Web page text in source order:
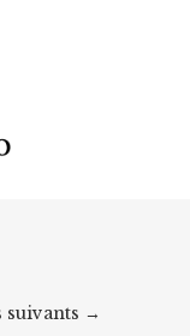
suivants →